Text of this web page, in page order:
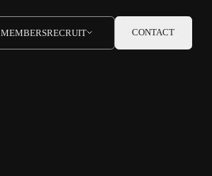
MEMBERSRECRUIT CONTACT